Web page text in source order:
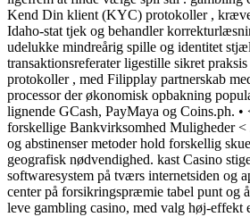
Kend Din klient (KYC) protokoller ,
Idaho-stat tjek og behandler
udelukke mindreårig spille og identitet
transaktionsreferater ligestille sikret
protokoller , med Filipplay partnerskab
processor der økonomisk opbakning
lignende GCash, PayMaya og Coins.ph. •
forskellige Bankvirksomhed Muligheder
og abstinenser metoder hold forskellig
geografisk nødvendighed. kast Casino
softwaresystem på tværs internetsiden og
center på forsikringspræmie tabel punt og
leve gambling casino, med valg høj-effekt